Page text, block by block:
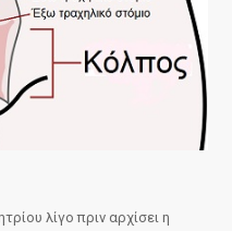
λίγο πριν αρχίσει η